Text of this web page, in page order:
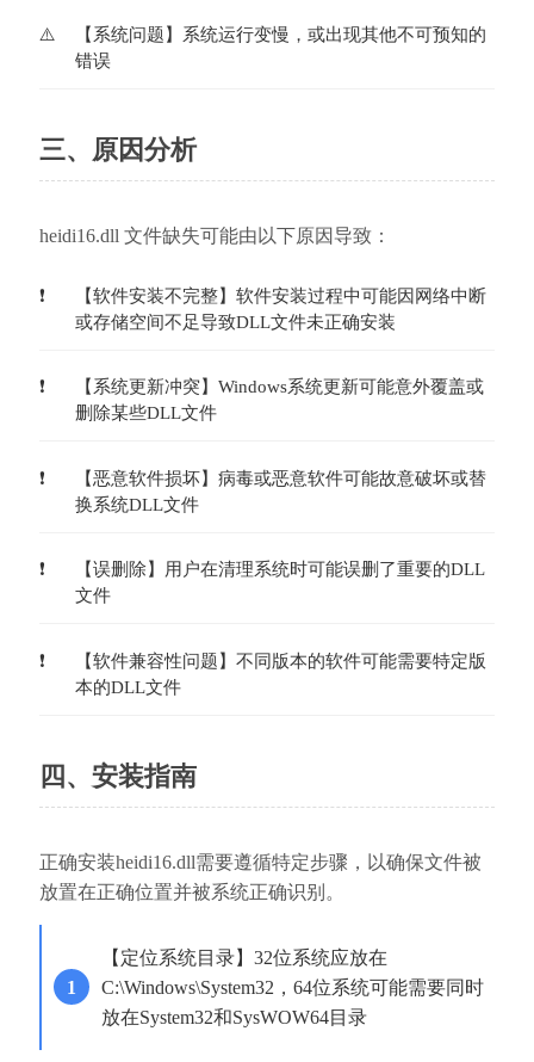
【系统问题】系统运行变慢，或出现其他不可预知的
错误
三、原因分析
heidi16.dll 文件缺失可能由以下原因导致：
【软件安装不完整】软件安装过程中可能因网络中断
或存储空间不足导致DLL文件未正确安装
【系统更新冲突】Windows系统更新可能意外覆盖或
删除某些DLL文件
【恶意软件损坏】病毒或恶意软件可能故意破坏或替
换系统DLL文件
【误删除】用户在清理系统时可能误删了重要的DLL
文件
【软件兼容性问题】不同版本的软件可能需要特定版
本的DLL文件
四、安装指南
正确安装heidi16.dll需要遵循特定步骤，以确保文件被
放置在正确位置并被系统正确识别。
【定位系统目录】32位系统应放在
C:\Windows\System32，64位系统可能需要同时
放在System32和SysWOW64目录